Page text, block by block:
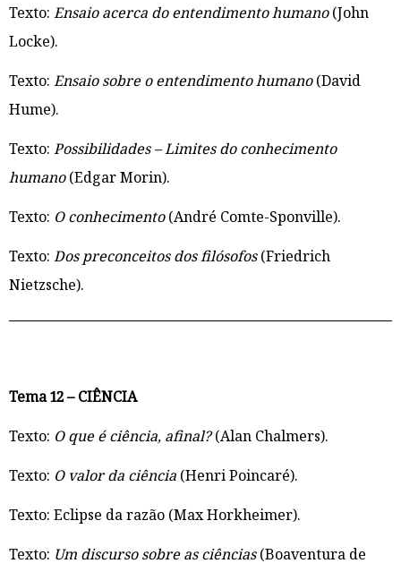
Texto: Ensaio acerca do entendimento humano(John
Locke).
Texto: Ensaio sobre o entendimento humano(David
Hume).
Texto: Possibilidades – Limites do conhecimento
humano(Edgar Morin).
Texto: O conhecimento(André Comte-Sponville).
Texto: Dos preconceitos dos filósofos(Friedrich
Nietzsche).
Tema 12 – CIÊNCIA
Texto: O que é ciência, afinal?(Alan Chalmers).
Texto: O valor da ciência (Henri Poincaré).
Texto: Eclipse da razão (Max Horkheimer).
Texto: Um discurso sobre as ciências(Boaventura de